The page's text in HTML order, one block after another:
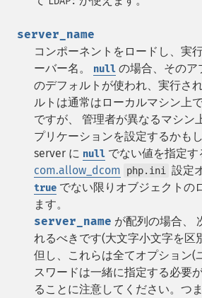
server_name
コンポーネントをロードし、実
ーバー名。
null の場合、そのア
のデフォルトが使われ、実行さ
ルトは通常はローカルマシン上
ですが、 管理者が異なるマシン
プリケーションを設定するかもし
server に null でない値を指定す
com.allow_dcom
php.ini 設定
true でない限りオブジェクトの
ます。
server_name が配列の場合、
れるべきです(大文字小文字を区
但し、これらは全てオプション(
スワードは一緒に指定する必要
ることに注意してください。つ